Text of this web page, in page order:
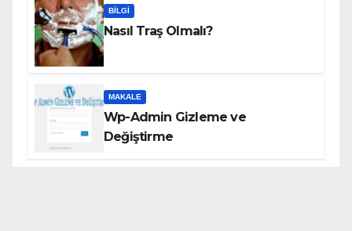
BILGI
Nasıl Traş Olmalı?
MAKALE
Wp-Admin Gizleme ve
Değiştirme